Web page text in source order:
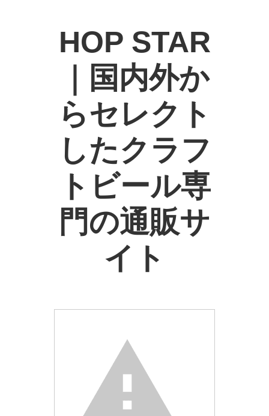
HOP STAR
｜国内外か
らセレクト
したクラフ
トビール専
門の通販サ
イト